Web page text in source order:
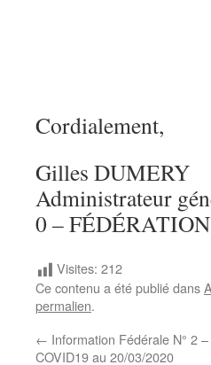
Cordialement,
Gilles DUMERY
Administrateur
0 –
Visites: 212
Ce contenu a été publié dans
permalien.
← Information Fédérale N° 2
COVID19 au 20/03/2020